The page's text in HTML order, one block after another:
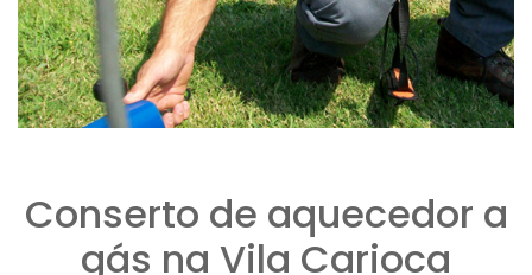
Conserto de aquecedor a
gás na Vila Carioca